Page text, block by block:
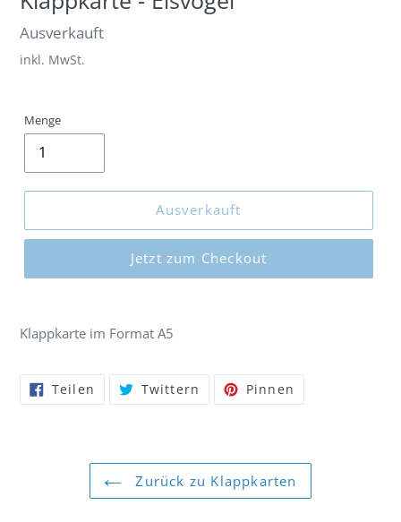
Normaler
Preis
Ausverkauft
inkl. MwSt.
Menge
Ausverkauft
Jetzt zum Checkout
wird
zum
hinzugefügt
Klappkarte im Format A5
Teilen
Facebook
Twittern
Twitter
Pinnen
Zurück zu Klappkarten